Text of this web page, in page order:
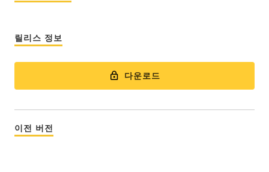
릴리스 정보
다운로드
이전 버전